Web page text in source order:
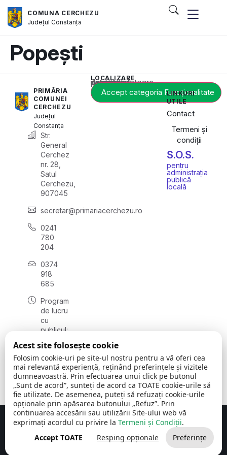
COMUNA CERCHEZU
JudețulConstanța
Popești
PRIMĂRIA
COMUNEI
CERCHEZU
Județul
Constanța
Str.
General
Cerchez
nr. 28,
Satul
Cerchezu,
907045
secretar@primariacerchezu.ro
0241
780
204
0374
918
685
Program
de lucru
cu
publicul:
08:00 -
16:30
, vineri:
08:00 -
14:00
LOCALIZARE
Acest conținut este blocat până când acceptați categoria corespunzătoare de cookie-uri.
Accept categoria Funcționalitate
LINKURI
UTILE
Contact
Termeni și
condiții
S.O.S.
pentru
administrația
publică
locală
Comuna Cerchezu © 2026Toate drepturile rezervate
Concept realizat de Big Media Relații Publice SRL
Acest site folosește cookie
Folosim cookie-uri pe site-ul nostru pentru a vă oferi cea
mai relevantă experiență, reținând preferințele și vizitele
dumneavoastră. Prin efectuarea unui click pe butonul
„Sunt de acord”, sunteți de acord ca TOATE cookie-urile să
fie utilizate. De asemenea, puteți să refuzați cookie-urile
opționale prin apăsarea butonului „Refuz”. Prin
continuarea accesării sau utilizării Site-ului web vă
exprimați acordul cu privire la Termeni și Condiții.
Accept TOATE
Resping opționale Preferințe